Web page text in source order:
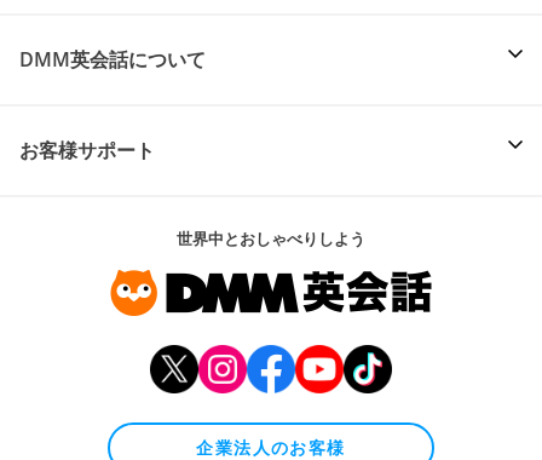
DMM英会話について
お客様サポート
世界中とおしゃべりしよう
企業法人のお客様